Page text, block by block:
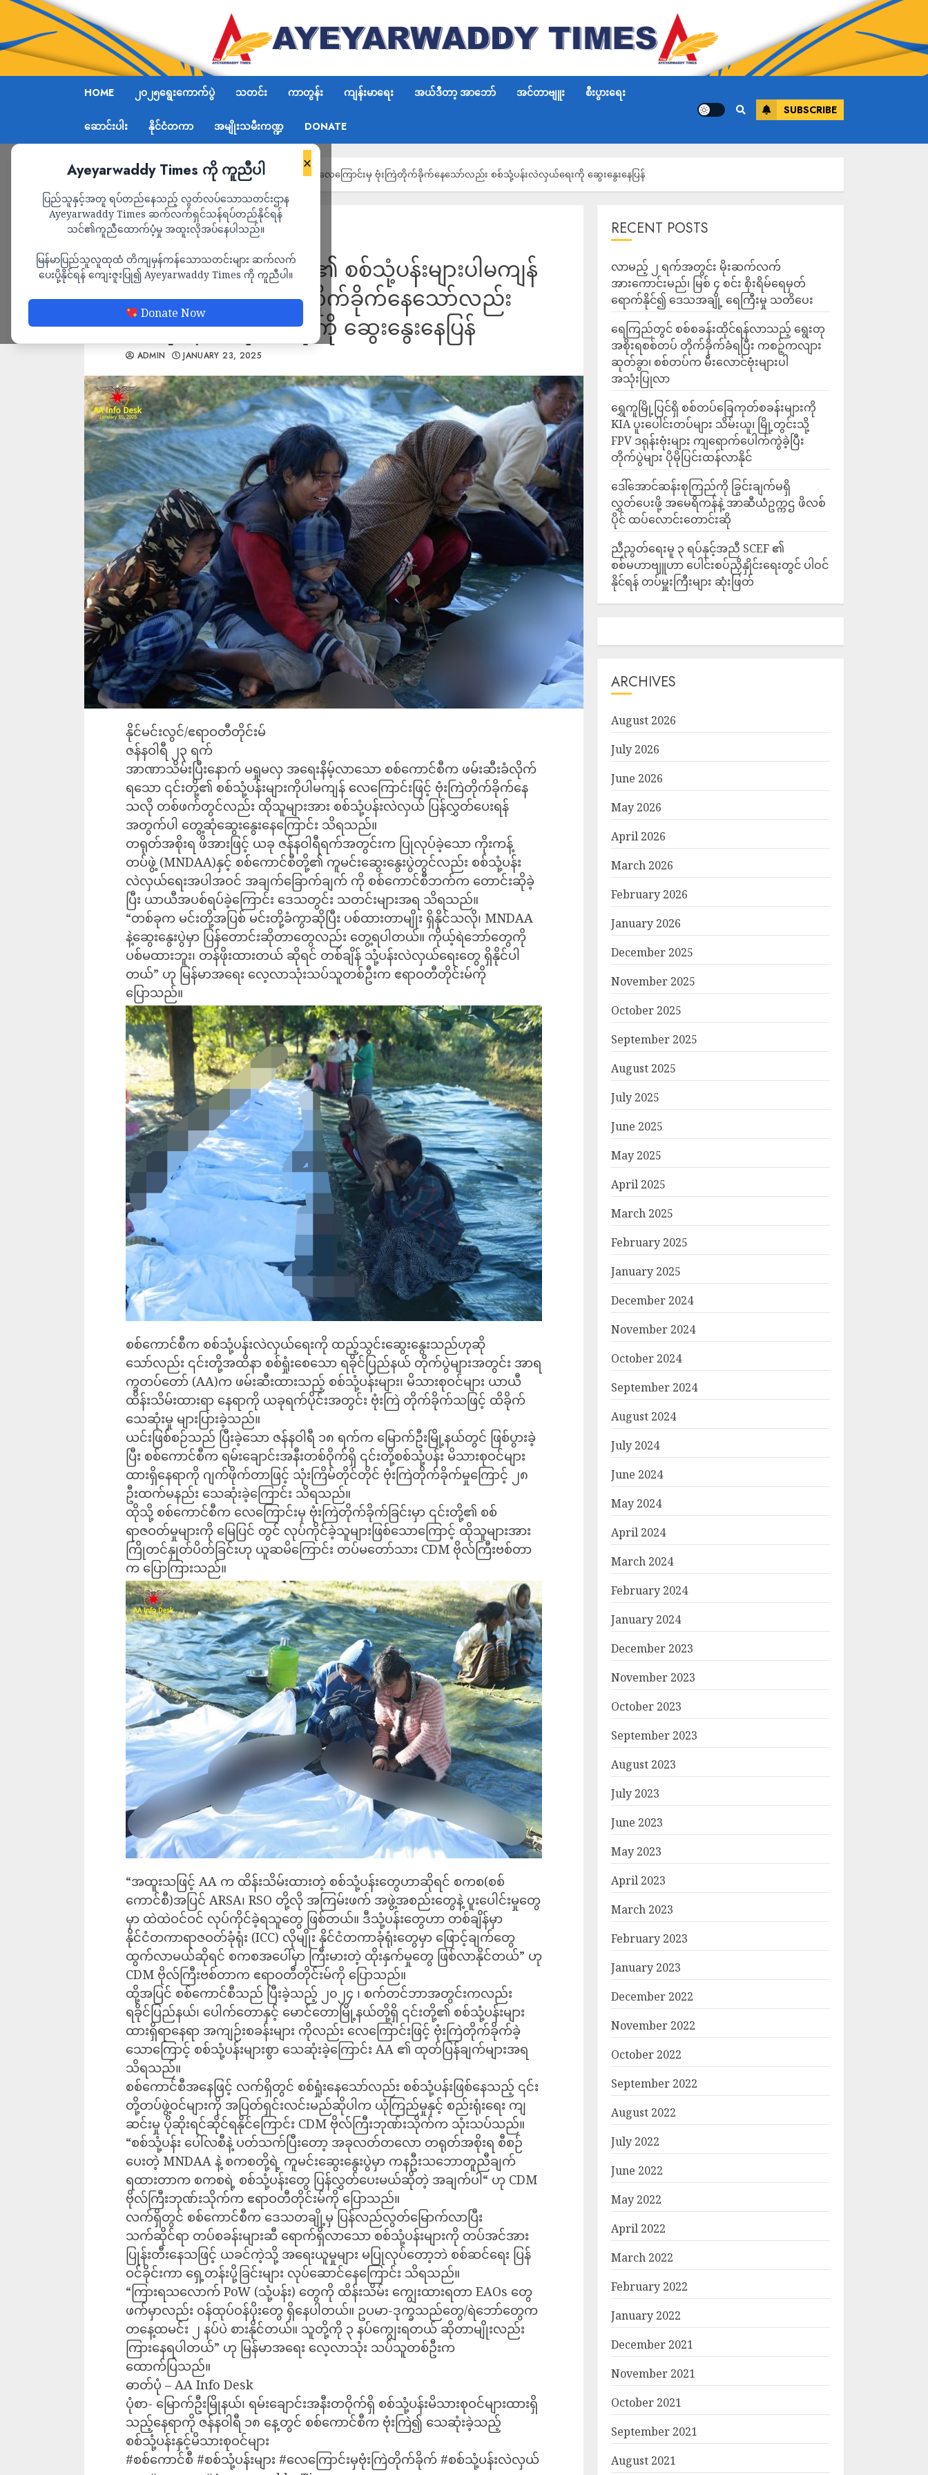
HOME ၂၀၂၅ရွေးကောက်ပွဲ သတင်း ကာတွန်း ကျန်းမာရေး အယ်ဒီတာ့ အာဘော် အင်တာဗျူး စီးပွားရေး
ဆောင်းပါး နိုင်ငံတကာ အမျိုးသမီးကဏ္ဍ DONATE
SUBSCRIBE
×
Ayeyarwaddy Times ကို ကူညီပါ
ပြည်သူနှင့်အတူ ရပ်တည်နေသည့် လွတ်လပ်သောသတင်းဌာန
Ayeyarwaddy Times ဆက်လက်ရှင်သန်ရပ်တည်နိုင်ရန်
သင်၏ကူညီထောက်ပံ့မှု အထူးလိုအပ်နေပါသည်။
မြန်မာပြည်သူလူထုထံ တိကျမှန်ကန်သောသတင်းများ ဆက်လက်
ပေးပို့နိုင်ရန် ကျေးဇူးပြု၍ Ayeyarwaddy Times ကို ကူညီပါ။
Donate Now
Home စစ်ကောင်စီက ၎င်းတို့၏ စစ်သုံ့ပန်းများပါမကျန် လေကြောင်းမှ ဗုံးကြဲတိုက်ခိုက်နေသော်လည်း စစ်သုံ့ပန်းလဲလှယ်ရေးကို ဆွေးနွေးနေပြန်
သတင်း
စစ်ကောင်စီက ၎င်းတို့၏ စစ်သုံ့ပန်းများပါမကျန်
လေကြောင်းမှ ဗုံးကြဲတိုက်ခိုက်နေသော်လည်း
စစ်သုံ့ပန်းလဲလှယ်ရေးကို ဆွေးနွေးနေပြန်
ADMIN JANUARY 23, 2025
နိုင်မင်းလွင်/ဧရာဝတီတိုင်းမ်
ဇန်နဝါရီ ၂၃ ရက်
အာဏာသိမ်းပြီးနောက် မရှုမလှ အရေးနိမ့်လာသော စစ်ကောင်စီက ဖမ်းဆီးခံလိုက်
ရသော ၎င်းတို့၏ စစ်သုံ့ပန်းများကိုပါမကျန် လေကြောင်းဖြင့် ဗုံးကြဲတိုက်ခိုက်နေ
သလို တစ်ဖက်တွင်လည်း ထိုသူများအား စစ်သုံ့ပန်းလဲလှယ် ပြန်လွှတ်ပေးရန်
အတွက်ပါ တွေ့ဆုံဆွေးနွေးနေကြောင်း သိရသည်။
တရုတ်အစိုးရ ဖိအားဖြင့် ယခု ဇန်နဝါရီရက်အတွင်းက ပြုလုပ်ခဲ့သော ကိုးကန့်
တပ်ဖွဲ့ (MNDAA)နှင့် စစ်ကောင်စီတို့၏ ကူမင်းဆွေးနွေးပွဲတွင်လည်း စစ်သုံ့ပန်း
လဲလှယ်ရေးအပါအဝင် အချက်ခြောက်ချက် ကို စစ်ကောင်စီဘက်က တောင်းဆိုခဲ့
ပြီး ယာယီအပစ်ရပ်ခဲ့ကြောင်း ဒေသတွင်း သတင်းများအရ သိရသည်။
“တစ်ခုက မင်းတို့အပြစ် မင်းတို့ခံကွာဆိုပြီး ပစ်ထားတာမျိုး ရှိနိုင်သလို၊ MNDAA
နဲ့ဆွေးနွေးပွဲမှာ ပြန်တောင်းဆိုတာတွေလည်း တွေ့ရပါတယ်။ ကိုယ့်ရဲဘော်တွေကို
ပစ်မထားဘူး၊ တန်ဖိုးထားတယ် ဆိုရင် တစ်ချိန် သုံ့ပန်းလဲလှယ်ရေးတွေ ရှိနိုင်ပါ
တယ်” ဟု မြန်မာအရေး လေ့လာသုံးသပ်သူတစ်ဦးက ဧရာဝတီတိုင်းမ်ကို
ပြောသည်။
စစ်ကောင်စီက စစ်သုံ့ပန်းလဲလှယ်ရေးကို ထည့်သွင်းဆွေးနွေးသည်ဟုဆို
သော်လည်း ၎င်းတို့အထိနာ စစ်ရှုံးစေသော ရခိုင်ပြည်နယ် တိုက်ပွဲများအတွင်း အာရ
က္ခတပ်တော် (AA)က ဖမ်းဆီးထားသည့် စစ်သုံ့ပန်းများ၊ မိသားစုဝင်များ ယာယီ
ထိန်းသိမ်းထားရာ နေရာကို ယခုရက်ပိုင်းအတွင်း ဗုံးကြဲ တိုက်ခိုက်သဖြင့် ထိခိုက်
သေဆုံးမှု များပြားခဲ့သည်။
ယင်းဖြစ်စဉ်သည် ပြီးခဲ့သော ဇန်နဝါရီ ၁၈ ရက်က မြောက်ဦးမြို့နယ်တွင် ဖြစ်ပွားခဲ့
ပြီး စစ်ကောင်စီက ရမ်းချောင်းအနီးတစ်ဝိုက်ရှိ ၎င်းတို့စစ်သုံ့ပန်း မိသားစုဝင်များ
ထားရှိနေရာကို ဂျက်ဖိုက်တာဖြင့် သုံးကြိမ်တိုင်တိုင် ဗုံးကြဲတိုက်ခိုက်မှုကြောင့် ၂၈
ဦးထက်မနည်း သေဆုံးခဲ့ကြောင်း သိရသည်။
ထိုသို့ စစ်ကောင်စီက လေကြောင်းမှ ဗုံးကြဲတိုက်ခိုက်ခြင်းမှာ ၎င်းတို့၏ စစ်
ရာဇဝတ်မှုများကို မြေပြင် တွင် လုပ်ကိုင်ခဲ့သူများဖြစ်သောကြောင့် ထိုသူများအား
ကြိုတင်နှုတ်ပိတ်ခြင်းဟု ယူဆမိကြောင်း တပ်မတော်သား CDM ဗိုလ်ကြီးဗစ်တာ
က ပြောကြားသည်။
“အထူးသဖြင့် AA က ထိန်းသိမ်းထားတဲ့ စစ်သုံ့ပန်းတွေဟာဆိုရင် စကစ(စစ်
ကောင်စီ)အပြင် ARSA၊ RSO တို့လို အကြမ်းဖက် အဖွဲ့အစည်းတွေနဲ့ ပူးပေါင်းမှုတွေ
မှာ ထဲထဲဝင်ဝင် လုပ်ကိုင်ခဲ့ရသူတွေ ဖြစ်တယ်။ ဒီသုံ့ပန်းတွေဟာ တစ်ချိန်မှာ
နိုင်ငံတကာရာဇဝတ်ခုံရုံး (ICC) လိုမျိုး နိုင်ငံတကာခုံရုံးတွေမှာ ဖြောင့်ချက်တွေ
ထွက်လာမယ်ဆိုရင် စကစအ‌ပေါ်မှာ ကြီးမားတဲ့ ထိုးနှက်မှုတွေ ဖြစ်လာနိုင်တယ်” ဟု
CDM ဗိုလ်ကြီးဗစ်တာက ဧရာဝတီတိုင်းမ်ကို ပြောသည်။
ထို့အပြင် စစ်ကောင်စီသည် ပြီးခဲ့သည့် ၂၀၂၄ ၊ စက်တင်ဘာအတွင်းကလည်း
ရခိုင်ပြည်နယ်၊ ပေါက်တောနှင့် မောင်တောမြို့နယ်တို့ရှိ ၎င်းတို့၏ စစ်သုံ့ပန်းများ
ထားရှိရာနေရာ အကျဉ်းစခန်းများ ကိုလည်း လေကြောင်းဖြင့် ဗုံးကြဲတိုက်ခိုက်ခဲ့
သောကြောင့် စစ်သုံ့ပန်းများစွာ သေဆုံးခဲ့ကြောင်း AA ၏ ထုတ်ပြန်ချက်များအရ
သိရသည်။
စစ်ကောင်စီအနေဖြင့် လက်ရှိတွင် စစ်ရှုံးနေသော်လည်း စစ်သုံ့ပန်းဖြစ်နေသည့် ၎င်း
တို့တပ်ဖွဲ့ဝင်များကို အပြတ်ရှင်းလင်းမည်ဆိုပါက ယုံကြည်မှုနှင့် စည်းရုံးရေး ကျ
ဆင်းမှု ပိုဆိုးရင်ဆိုင်ရနိုင်ကြောင်း CDM ဗိုလ်ကြီးဘုဏ်းသိုက်က သုံးသပ်သည်။
“စစ်သုံ့ပန်း ပေါ်လစီနဲ့ ပတ်သက်ပြီးတော့ အခုလတ်တလော တရုတ်အစိုးရ စီစဉ်
ပေးတဲ့ MNDAA နဲ့ စကစတို့ရဲ့ ကူမင်းဆွေးနွေးပွဲမှာ ကနဦးသဘောတူညီချက်
ရထားတာက စကစရဲ့ စစ်သုံ့ပန်းတွေ ပြန်လွှတ်ပေးမယ်ဆိုတဲ့ အချက်ပါ“ ဟု CDM
ဗိုလ်ကြီးဘုဏ်းသိုက်က ဧရာဝတီတိုင်းမ်ကို ပြောသည်။
လက်ရှိတွင် စစ်ကောင်စီက ဒေသတချို့မှ ပြန်လည်လွတ်မြောက်လာပြီး
သက်ဆိုင်ရာ တပ်စခန်းများဆီ ရောက်ရှိလာသော စစ်သုံ့ပန်းများကို တပ်အင်အား
ပြုန်းတီးနေသဖြင့် ယခင်ကဲ့သို့ အရေးယူမှုများ မပြုလုပ်တော့ဘဲ စစ်ဆင်ရေး ပြန်
ဝင်ခိုင်းကာ ရှေ့တန်းပို့ခြင်းများ လုပ်ဆောင်နေကြောင်း သိရသည်။
“ကြားရသလောက် PoW (သုံ့ပန်း) တွေကို ထိန်းသိမ်း ကျွေးထားရတာ EAOs တွေ
ဖက်မှာလည်း ဝန်ထုပ်ဝန်ပိုးတွေ ရှိနေပါတယ်။ ဥပမာ-ဒုက္ခသည်တွေ/ရဲဘော်တွေက
တနေ့ထမင်း ၂ နပ်ပဲ စားနိုင်တယ်။ သူတို့ကို ၃ နပ်ကျွေးရတယ် ဆိုတာမျိုးလည်း
ကြားနေရပါတယ်” ဟု မြန်မာအရေး လေ့လာသုံး သပ်သူတစ်ဦးက
ထောက်ပြသည်။
ဓာတ်ပုံ – AA Info Desk
ပုံစာ- မြောက်ဦးမြိုနယ်၊ ရမ်းချောင်းအနီးတဝိုက်ရှိ စစ်သုံ့ပန်းမိသားစုဝင်များထားရှိ
သည့်နေရာကို ဇန်နဝါရီ ၁၈ နေ့တွင် စစ်ကောင်စီက ဗုံးကြဲ၍ သေဆုံးခဲ့သည့်
စစ်သုံ့ပန်းနှင့်မိသားစုဝင်များ
#စစ်ကောင်စီ #စစ်သုံ့ပန်းများ #လေကြောင်းမှဗုံးကြဲတိုက်ခိုက် #စစ်သုံ့ပန်းလဲလှယ်
RECENT POSTS
လာမည့် ၂ ရက်အတွင်း မိုးဆက်လက်
အားကောင်းမည်၊ မြစ် ၄ စင်း စိုးရိမ်ရေမှတ်
ရောက်နိုင်၍ ဒေသအချို့ ရေကြီးမှု သတိပေး
ရေကြည်တွင် စစ်စခန်းထိုင်ရန်လာသည့် ရွေးတု
အစိုးရစစ်တပ် တိုက်ခိုက်ခံရပြီး ကစဉ့်ကလျား
ဆုတ်ခွာ၊ စစ်တပ်က မီးလောင်ဗုံးများပါ
အသုံးပြုလာ
‎ရွှေကူမြို့ပြင်ရှိ စစ်တပ်ခြေကုတ်စခန်းများကို
KIA ပူးပေါင်းတပ်များ သိမ်းယူ၊ မြို့တွင်းသို့
FPV ဒရုန်းဗုံးများ ကျရောက်ပေါက်ကွဲခဲ့ပြီး
တိုက်ပွဲများ ပိုမိုပြင်းထန်လာနိုင်
ဒေါ်အောင်ဆန်းစုကြည်ကို ခြွင်းချက်မရှိ
လွှတ်ပေးဖို့ အမေရိကန်နဲ့ အာဆီယံဥက္ကဌ ဖိလစ်
ပိုင် ထပ်လောင်းတောင်းဆို
ညီညွတ်ရေးမူ ၃ ရပ်နှင့်အညီ SCEF ၏
စစ်မဟာဗျူဟာ ပေါင်းစပ်ညှိနှိုင်းရေးတွင် ပါဝင်
နိုင်ရန် တပ်မှူးကြီးများ ဆုံးဖြတ်
ARCHIVES
August 2026
July 2026
June 2026
May 2026
April 2026
March 2026
February 2026
January 2026
December 2025
November 2025
October 2025
September 2025
August 2025
July 2025
June 2025
May 2025
April 2025
March 2025
February 2025
January 2025
December 2024
November 2024
October 2024
September 2024
August 2024
July 2024
June 2024
May 2024
April 2024
March 2024
February 2024
January 2024
December 2023
November 2023
October 2023
September 2023
August 2023
July 2023
June 2023
May 2023
April 2023
March 2023
February 2023
January 2023
December 2022
November 2022
October 2022
September 2022
August 2022
July 2022
June 2022
May 2022
April 2022
March 2022
February 2022
January 2022
December 2021
November 2021
October 2021
September 2021
August 2021